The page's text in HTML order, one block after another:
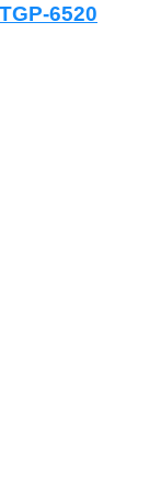
6520